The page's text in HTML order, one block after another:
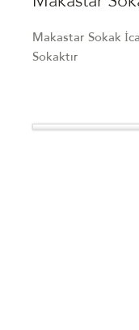
Makastar Sokak
Sokaktır